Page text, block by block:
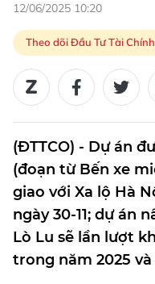
12/06/2025 10:20
Theo dõi Đầu Tư Tài
(ĐTTCO) - Dự án
(đoạn từ Bến xe
giao với Xa lộ Hà
ngày 30-11; dự án
Lò Lu sẽ lần lượt
trong năm 2025 và